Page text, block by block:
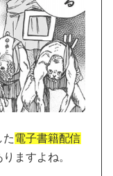
た電子書籍配信
ますよね。